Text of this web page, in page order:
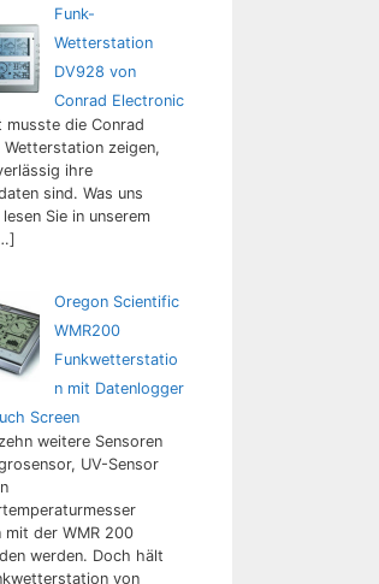
Funk-
Wetterstation
DV928 von
Conrad Electronic
musste die Conrad
Wetterstation zeigen,
ihre
sind. Was uns
Sie in unserem
Oregon Scientific
WMR200
Funkwetterstatio
n mit Datenlogger
Screen
weitere Sensoren
UV-Sensor
mit der WMR 200
werden. Doch hält
von